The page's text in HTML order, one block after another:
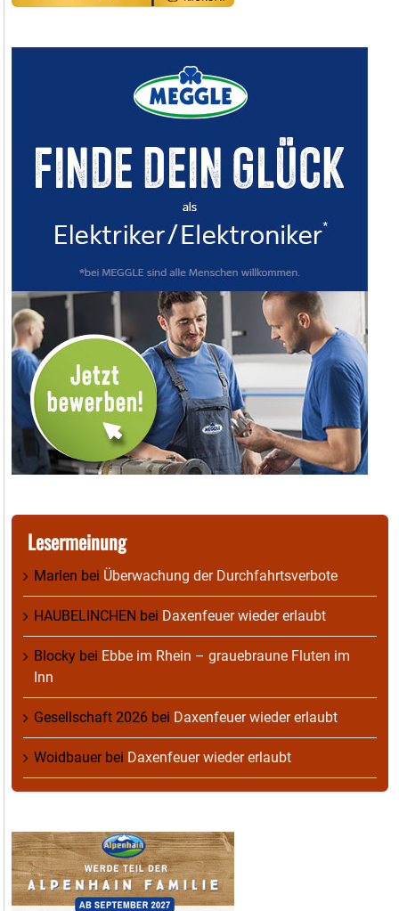
Lesermeinung
Marlen bei Überwachung der Durchfahrtsverbote
HAUBELINCHEN bei Daxenfeuer wieder erlaubt
Blocky bei Ebbe im Rhein – grauebraune Fluten im
Inn
Gesellschaft 2026 bei Daxenfeuer wieder erlaubt
Woidbauerbei Daxenfeuer wieder erlaubt